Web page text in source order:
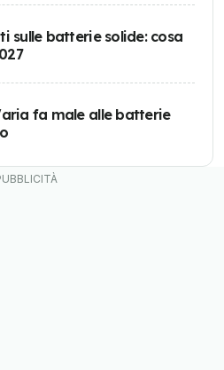
sulle batterie solide: cosa
fa male alle batterie